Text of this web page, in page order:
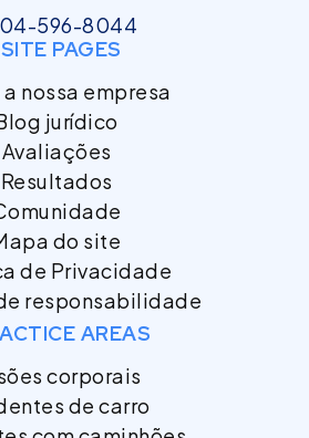
596-8044
SITE PAGES
nossa empresa
jurídico
Avaliações
Resultados
do site
de Privacidade
responsabilidade
AREAS
corporais
de carro